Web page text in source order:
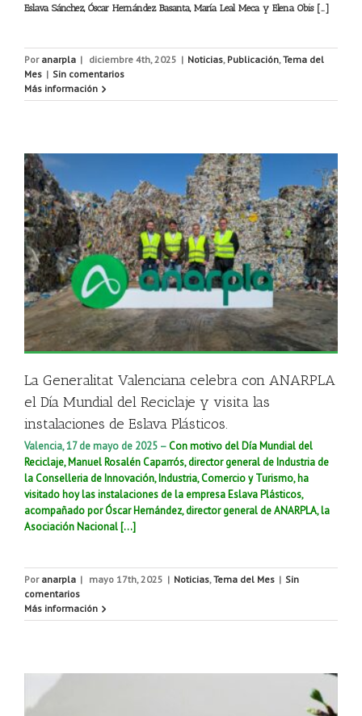
Eslava Sánchez, Óscar Hernández Basanta, María Leal Meca y Elena Obis […]
Por anarpla | diciembre 4th, 2025 | Noticias, Publicación, Tema del
Mes | Sin comentarios
Más información
La Generalitat Valenciana celebra con ANARPLA
el Día Mundial del Reciclaje y visita las
instalaciones de Eslava Plásticos.
Valencia, 17 de mayo de 2025 –Con motivo del Día Mundial del
Reciclaje, Manuel Rosalén Caparrós, director general de Industria de
la Conselleria de Innovación, Industria, Comercio y Turismo, ha
visitado hoy las instalaciones de la empresa Eslava Plásticos,
acompañado por Óscar Hernández, director general de ANARPLA, la
Asociación Nacional […]
Por anarpla | mayo 17th, 2025 | Noticias, Tema del Mes | Sin
comentarios
Más información